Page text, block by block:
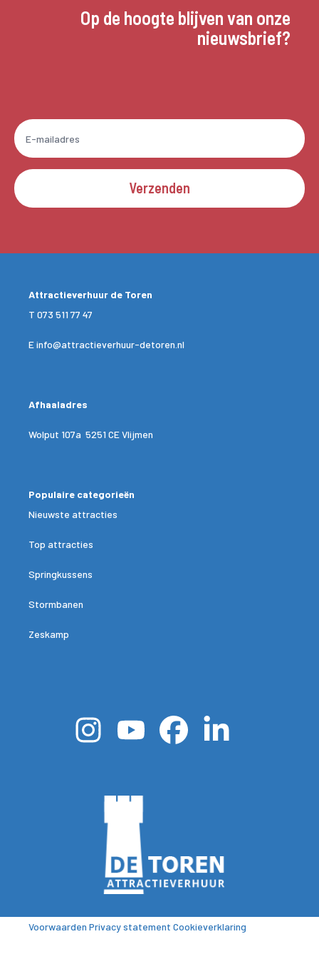
Op de hoogte blijven van onze
nieuwsbrief?
Verzenden
Attractieverhuur de Toren
T 073 511 77 47
Einfo@attractieverhuur-detoren.nl
Afhaaladres
Wolput 107a 5251 CE Vlijmen
Populaire categorieën
Nieuwste attracties
Top attracties
Springkussens
Stormbanen
Zeskamp
Voorwaarden Privacy statement Cookieverklaring